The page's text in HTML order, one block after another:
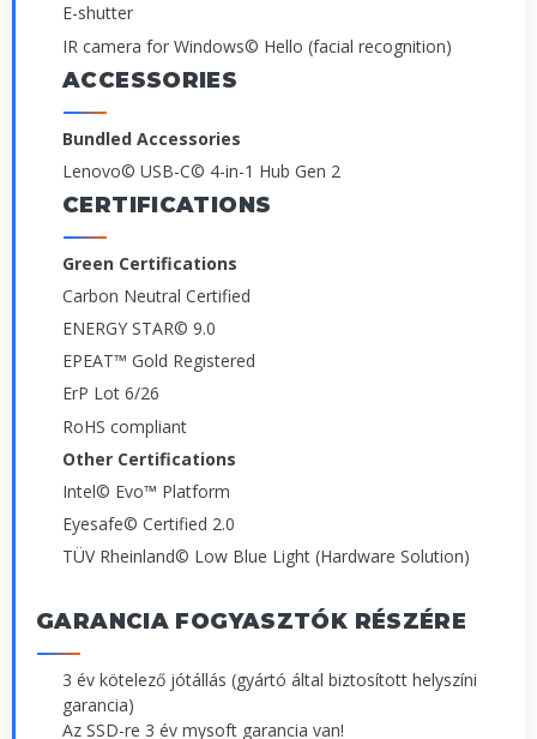
E-shutter
IR camera for Windows© Hello (facial recognition)
ACCESSORIES
Bundled Accessories
Lenovo© USB-C© 4-in-1 Hub Gen 2
CERTIFICATIONS
Green Certifications
Carbon Neutral Certified
ENERGY STAR© 9.0
EPEAT™ Gold Registered
ErP Lot 6/26
RoHS compliant
Other Certifications
Intel© Evo™ Platform
Eyesafe© Certified 2.0
TÜV Rheinland© Low Blue Light (Hardware Solution)
GARANCIA FOGYASZTÓK RÉSZÉRE
3 év kötelező jótállás (gyártó által biztosított helyszíni
garancia)
Az SSD-re 3 év mysoft garancia van!